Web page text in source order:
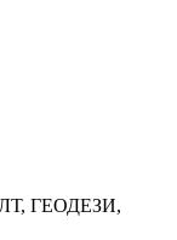
ГЕОДЕЗИ,